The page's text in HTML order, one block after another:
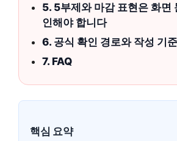
5. 5부제와 마감 표현은 화면
인해야 합니다
6. 공식 확인 경로와 작성 기
7. FAQ
핵심 요약